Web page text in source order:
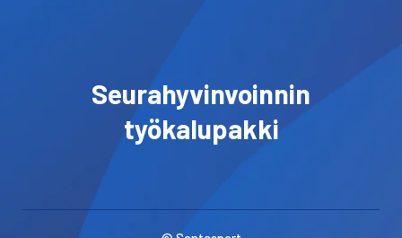
Seurahyvinvoinnin
työkalupakki